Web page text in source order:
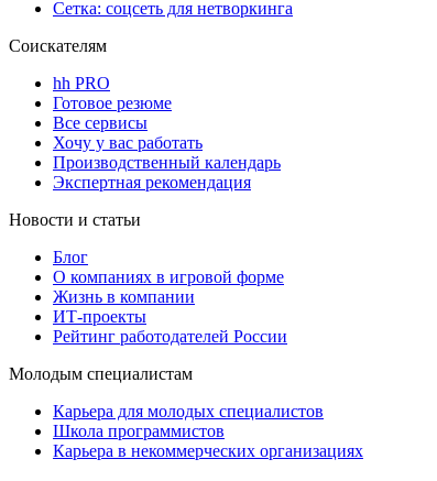
Сетка: соцсеть для нетворкинга
Соискателям
hh PRO
Готовое резюме
Все сервисы
Хочу у вас работать
Производственный календарь
Экспертная рекомендация
Новости и статьи
Блог
О компаниях в игровой форме
Жизнь в компании
ИТ-проекты
Рейтинг работодателей России
Молодым специалистам
Карьера для молодых специалистов
Школа программистов
Карьера в некоммерческих организациях